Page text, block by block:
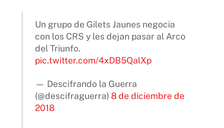
Un grupo de Gilets Jaunes negocia
con los CRS y les dejan pasar al Arco
del Triunfo.
pic.twitter.com/4xDB5QalXp
— Descifrando la Guerra
(@descifraguerra)8 de diciembre de
2018